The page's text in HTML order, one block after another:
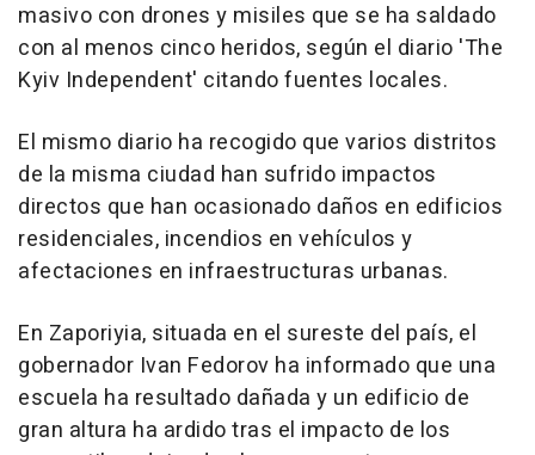
masivo con drones y misiles que se ha saldado
con al menos cinco heridos, según el diario 'The
Kyiv Independent' citando fuentes locales.
El mismo diario ha recogido que varios distritos
de la misma ciudad han sufrido impactos
directos que han ocasionado daños en edificios
residenciales, incendios en vehículos y
afectaciones en infraestructuras urbanas.
En Zaporiyia, situada en el sureste del país, el
gobernador Ivan Fedorov ha informado que una
escuela ha resultado dañada y un edificio de
gran altura ha ardido tras el impacto de los